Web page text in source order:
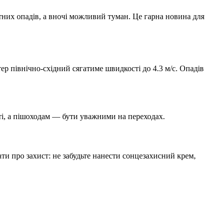
опадів, а вночі можливий туман. Це гарна новина для
північно-східний сягатиме швидкості до 4.3 м/с. Опадів
а пішоходам — бути уважними на переходах.
про захист: не забудьте нанести сонцезахисний крем,